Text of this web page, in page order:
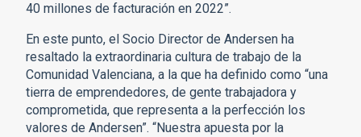
40 millones de facturación en 2022”.
En este punto, el Socio Director de Andersen ha
resaltado la extraordinaria cultura de trabajo de la
Comunidad Valenciana, a la que ha definido como “una
tierra de emprendedores, de gente trabajadora y
comprometida, que representa a la perfección los
valores de Andersen”. “Nuestra apuesta por la